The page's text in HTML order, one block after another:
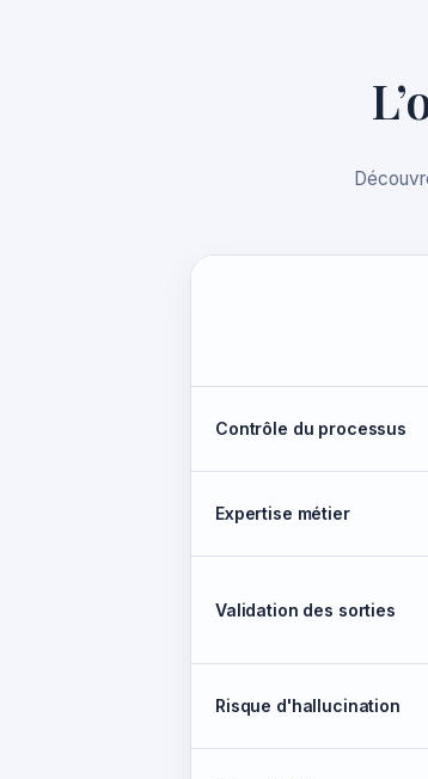
Contrôle du processus
Expertise métier
Validation des sorties
Risque d'hallucination